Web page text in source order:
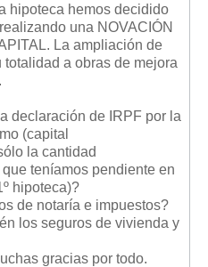
Urbanos
de Propietarios
de Vivienda en Propiedad
hipoteca hemos decidido
una NOVACIÓN
La ampliación de
a obras de mejora
declaración de IRPF por la
(capital
la cantidad
teníamos pendiente en
hipoteca)?
de notaría e impuestos?
los seguros de vivienda y
gracias por todo.